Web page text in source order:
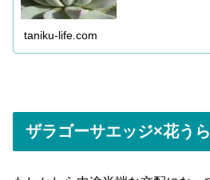
taniku-life.com
ザラゴーサエッジ×花う